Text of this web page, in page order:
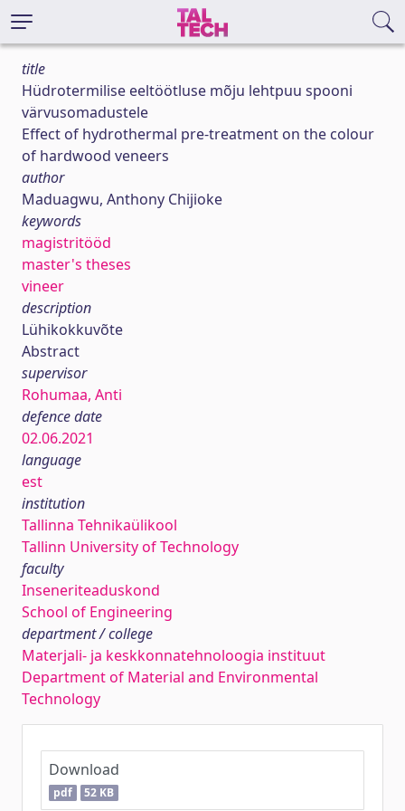
title
Hüdrotermilise eeltöötluse mõju lehtpuu spooni
värvusomadustele
Effect of hydrothermal pre-treatment on the colour
of hardwood veneers
author
Maduagwu, Anthony Chijioke
keywords
magistritööd
master's theses
vineer
description
Lühikokkuvõte
Abstract
supervisor
Rohumaa, Anti
defence date
02.06.2021
language
est
institution
Tallinna Tehnikaülikool
Tallinn University of Technology
faculty
Inseneriteaduskond
School of Engineering
department / college
Materjali- ja keskkonnatehnoloogia instituut
Department of Material and Environmental
Technology
Download
pdf 52 KB